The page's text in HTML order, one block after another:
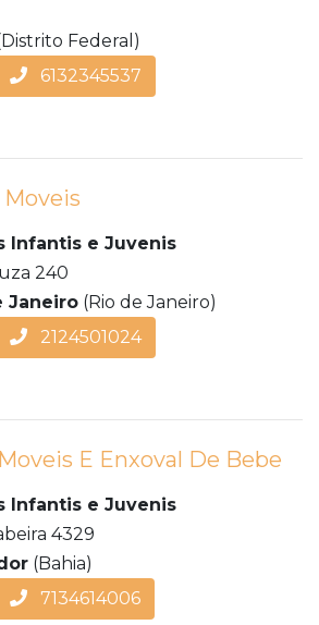
Federal)
6132345537
Infantis e Juvenis
240
Janeiro (Rio de Janeiro)
2124501024
E Enxoval De Bebe
Infantis e Juvenis
4329
(Bahia)
7134614006